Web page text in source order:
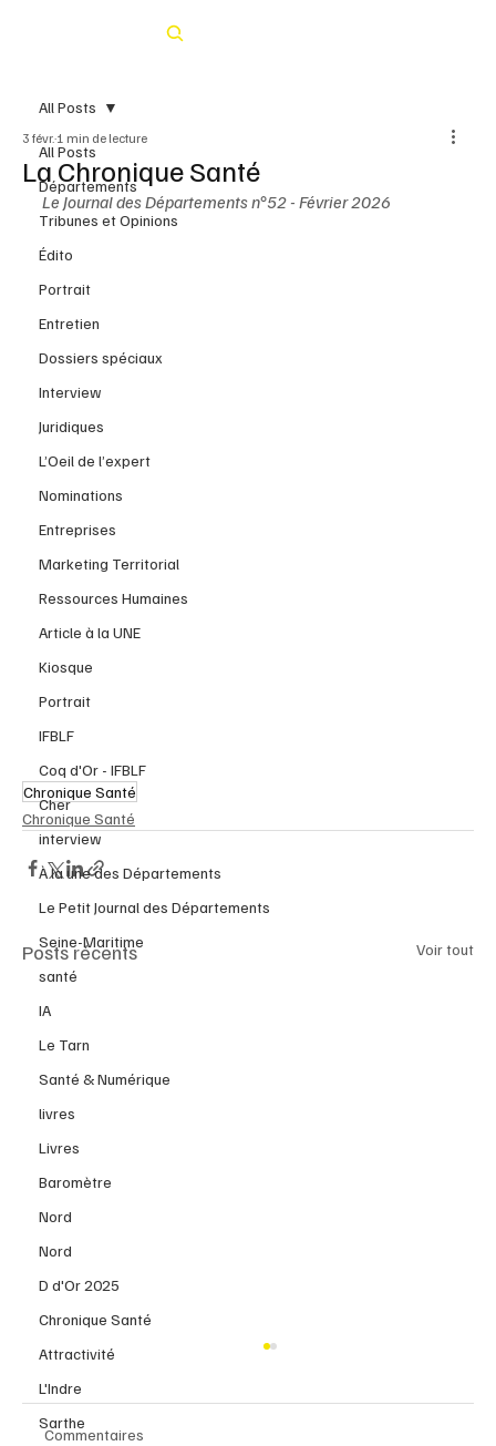
All Posts
Départements
Tribunes et Opinions
Édito
Portrait
Entretien
Dossiers spéciaux
Interview
Juridiques
L’Oeil de l’expert
Nominations
Entreprises
Marketing Territorial
Ressources Humaines
Article à la UNE
Kiosque
Portrait
IFBLF
Coq d'Or - IFBLF
Cher
interview
À la une des Départements
Le Petit Journal des Départements
Seine-Maritime
santé
IA
Le Tarn
Santé & Numérique
livres
Livres
Baromètre
Nord
Nord
D d'Or 2025
Chronique Santé
Attractivité
L'Indre
Sarthe
All Posts
La Chronique Santé
3 févr. 1 min de lecture
Le Journal des Départements n°52 - Février 2026
Chronique Santé
Chronique Santé
Posts récents Voir tout
Commentaires